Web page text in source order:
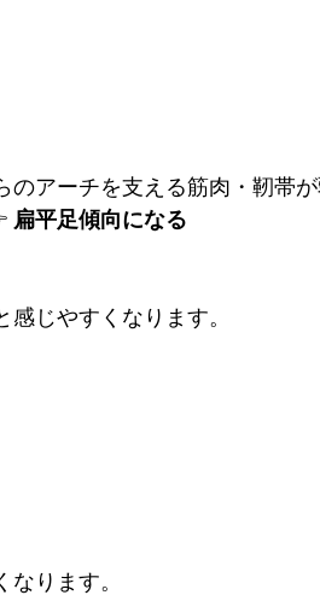
アーチを支える筋肉・靭帯が
扁平足傾向になる
じやすくなります。
ります。